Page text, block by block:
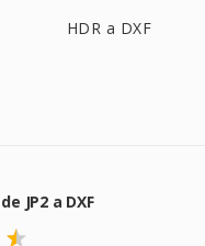
HDR a DXF
JP2 a DXF